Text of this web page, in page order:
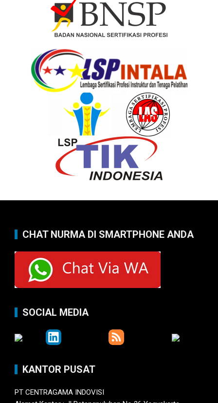
CHAT NURMA DI SMARTPHONE ANDA
SOCIAL MEDIA
KANTOR PUSAT
PT CENTRAGAMA INDOVISI